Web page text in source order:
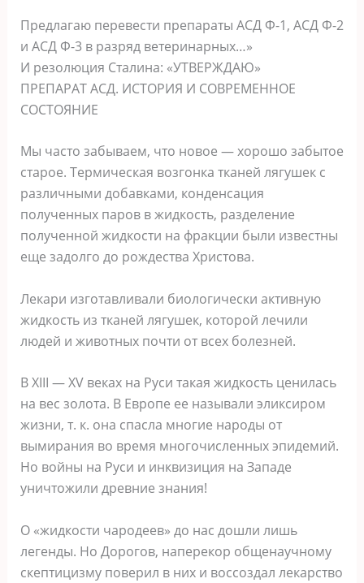
Предлагаю перевести препараты АСД Ф-1, АСД Ф-2
и АСД Ф-3 в разряд ветеринарных…»
И резолюция Сталина: «УТВЕРЖДАЮ»
ПРЕПАРАТ АСД. ИСТОРИЯ И СОВРЕМЕННОЕ
СОСТОЯНИЕ
Мы часто забываем, что новое — хорошо забытое
старое. Термическая возгонка тканей лягушек с
различными добавками, конденсация
полученных паров в жидкость, разделение
полученной жидкости на фракции были известны
еще задолго до рождества Христова.
Лекари изготавливали биологически активную
жидкость из тканей лягушек, которой лечили
людей и животных почти от всех болезней.
В XIII — XV веках на Руси такая жидкость ценилась
на вес золота. В Европе ее называли эликсиром
жизни, т. к. она спасла многие народы от
вымирания во время многочисленных эпидемий.
Но войны на Руси и инквизиция на Западе
уничтожили древние знания!
О «жидкости чародеев» до нас дошли лишь
легенды. Но Дорогов, наперекор общенаучному
скептицизму поверил в них и воссоздал лекарство